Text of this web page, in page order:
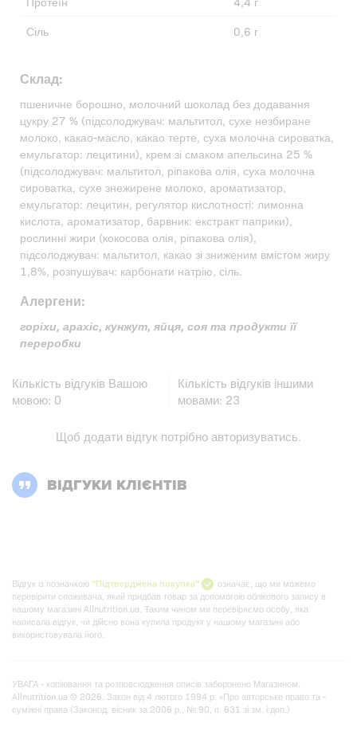
Сіль
0,6 г
Склад:
пшеничне борошно, молочний шоколад без додавання
цукру 27 % (підсолоджувач: мальтитол, сухе незбиране
молоко, какао-масло, какао терте, суха молочна сироватка,
емульгатор: лецитини), крем зі смаком апельсина 25 %
(підсолоджувач: мальтитол, ріпакова олія, суха молочна
сироватка, сухе знежирене молоко, ароматизатор,
емульгатор: лецитин, регулятор кислотності: лимонна
кислота, ароматизатор, барвник: екстракт паприки),
рослинні жири (кокосова олія, ріпакова олія),
підсолоджувач: мальтитол, какао зі зниженим вмістом жиру
1,8%, розпушувач: карбонати натрію, сіль.
Алергени:
горіхи, арахіс, кунжут, яйця, соя та продукти її
переробки
Кількість відгуків Вашою
мовою: 0
Кількість відгуків іншими
мовами: 23
Щоб додати відгук потрібно авторизуватись.
ВІДГУКИ КЛІЄНТІВ
Відгук із позначкою"Підтверджена покупка"
означає, що ми можемо
перевірити споживача, який придбав товар за допомогою облікового запису в
нашому магазині Allnutrition.ua. Таким чином ми перевіряємо особу, яка
написала відгук, чи дійсно вона купила продукт у нашому магазині або
використовувала його.
УВАГА - копіювання та розповсюдження описів заборонено Магазином.
Allnutrition.ua © 2026. Закон від 4 лютого 1994 р. «Про авторське право та -
суміжні права (Законод. вісник за 2006 р., № 90, п. 631 зі зм. і доп.)